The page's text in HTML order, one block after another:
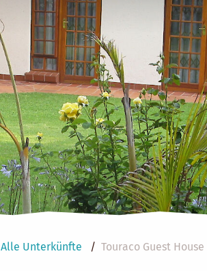
Alle Unterkünfte Touraco Guest House